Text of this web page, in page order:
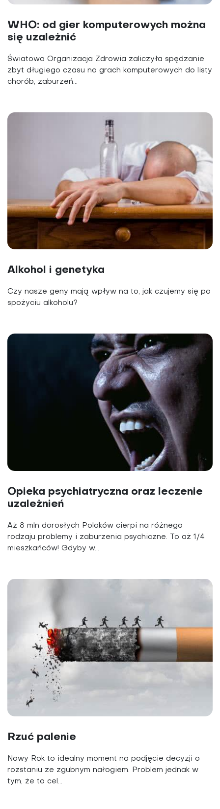
WHO: od gier komputerowych można
się uzależnić
Światowa Organizacja Zdrowia zaliczyła spędzanie
zbyt długiego czasu na grach komputerowych do listy
chorób, zaburzeń...
Alkohol i genetyka
Czy nasze geny mają wpływ na to, jak czujemy się po
spożyciu alkoholu?
Opieka psychiatryczna oraz leczenie
uzależnień
Aż 8 mln dorosłych Polaków cierpi na różnego
rodzaju problemy i zaburzenia psychiczne. To aż 1/4
mieszkańców! Gdyby w...
Rzuć palenie
Nowy Rok to idealny moment na podjęcie decyzji o
rozstaniu ze zgubnym nałogiem. Problem jednak w
tym, że to cel...